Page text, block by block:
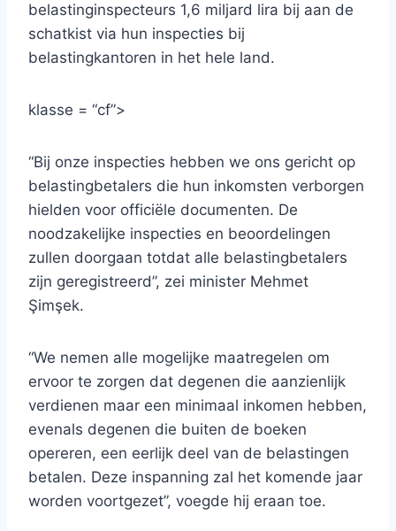
belastinginspecteurs 1,6 miljard lira bij aan de
schatkist via hun inspecties bij
belastingkantoren in het hele land.
klasse = “cf”>
“Bij onze inspecties hebben we ons gericht op
belastingbetalers die hun inkomsten verborgen
hielden voor officiële documenten. De
noodzakelijke inspecties en beoordelingen
zullen doorgaan totdat alle belastingbetalers
zijn geregistreerd”, zei minister Mehmet
Şimşek.
“We nemen alle mogelijke maatregelen om
ervoor te zorgen dat degenen die aanzienlijk
verdienen maar een minimaal inkomen hebben,
evenals degenen die buiten de boeken
opereren, een eerlijk deel van de belastingen
betalen. Deze inspanning zal het komende jaar
worden voortgezet”, voegde hij eraan toe.